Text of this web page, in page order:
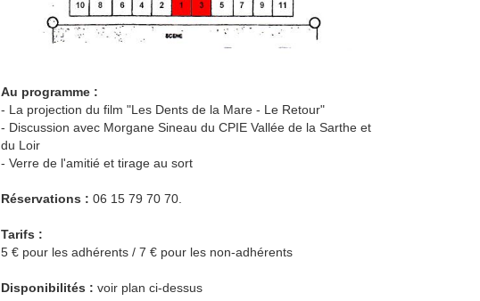
Au programme :
- La projection du film "Les Dents de la Mare - Le Retour"
- Discussion avec Morgane Sineau du CPIE Vallée de la Sarthe et
du Loir
- Verre de l'amitié et tirage au sort
Réservations : 06 15 79 70 70.
Tarifs :
5 € pour les adhérents / 7 € pour les non-adhérents
Disponibilités : voir plan ci-dessus